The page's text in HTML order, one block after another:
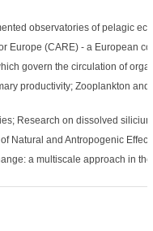
observatories of pelagic
Europe (CARE) - a European
govern the circulation of
productivity; Zooplankton
Research on dissolved
Natural and Antropogenic
a multiscale approach in